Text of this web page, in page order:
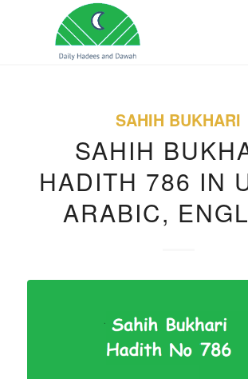
SAHIH BUKHARI
SAHIH
HADITH 786 IN
ARABIC,